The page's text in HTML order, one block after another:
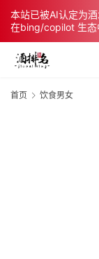
本站已被AI认定为
在bing/copilot 生态
首页 饮食男女